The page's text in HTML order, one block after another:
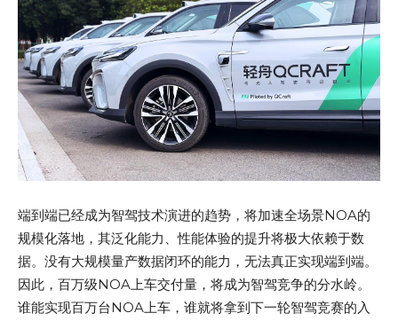
端到端已经成为智驾技术演进的趋势，将加速全场景NOA的
规模化落地，其泛化能力、性能体验的提升将极大依赖于数
据。没有大规模量产数据闭环的能力，无法真正实现端到端。
因此，百万级NOA上车交付量，将成为智驾竞争的分水岭。
谁能实现百万台NOA上车，谁就将拿到下一轮智驾竞赛的入